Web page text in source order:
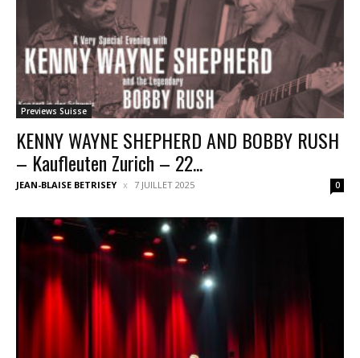
Previews Suisse
KENNY WAYNE SHEPHERD AND BOBBY RUSH
– Kaufleuten Zurich – 22...
JEAN-BLAISE BETRISEY 7 JUILLET 2025 0